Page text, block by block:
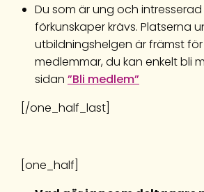
Du som är ung och
förkunskaper krävs. Platserna
utbildningshelgen är främst
medlemmar, du kan enkelt bli
sidan ”Bli medlem”
[/one_half_last]
[one_half]